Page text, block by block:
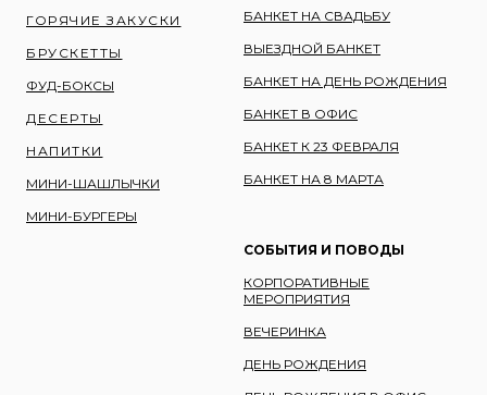
ГОРЯЧИЕ ЗАКУСКИ
БРУСКЕТТЫ
ФУД-БОКСЫ
ДЕСЕРТЫ
НАПИТКИ
МИНИ-ШАШЛЫЧКИ
МИНИ-БУРГЕРЫ
БАНКЕТ НА СВАДЬБУ
ВЫЕЗДНОЙ БАНКЕТ
БАНКЕТ НА ДЕНЬ РОЖДЕНИЯ
БАНКЕТ В ОФИС
БАНКЕТ К 23 ФЕВРАЛЯ
БАНКЕТ НА 8 МАРТА
СОБЫТИЯ И ПОВОДЫ
КОРПОРАТИВНЫЕ
МЕРОПРИЯТИЯ
ВЕЧЕРИНКА
ДЕНЬ РОЖДЕНИЯ